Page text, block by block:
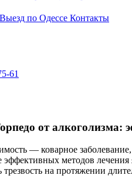
Выезд по Одессе Контакты
61
от алкоголизма:
— коварное
методов лечения
трезвость на протяжении